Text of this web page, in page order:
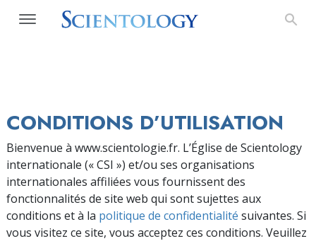
CONDITIONS D’UTILISATION
Bienvenue à www.scientologie.fr. L’Église de Scientology
internationale (« CSI ») et/ou ses organisations
internationales affiliées vous fournissent des
fonctionnalités de site web qui sont sujettes aux
conditions et à la politique de confidentialité suivantes. Si
vous visitez ce site, vous acceptez ces conditions. Veuillez